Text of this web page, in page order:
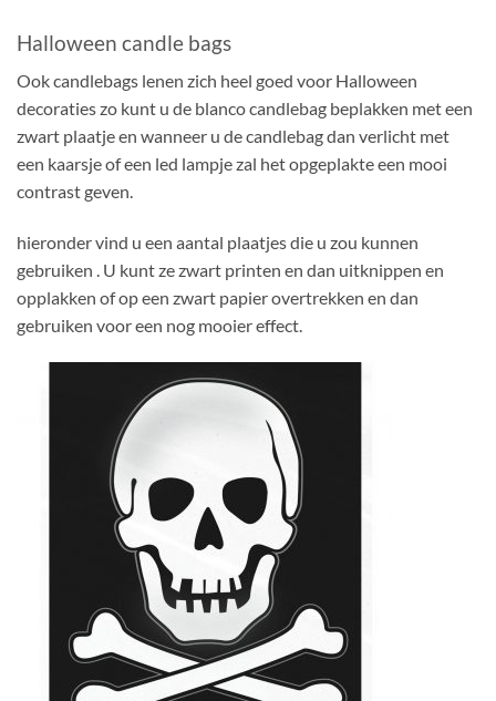
Halloween candle bags
Ook candlebags lenen zich heel goed voor Halloween
decoraties zo kunt u de blanco candlebag beplakken met een
zwart plaatje en wanneer u de candlebag dan verlicht met
een kaarsje of een led lampje zal het opgeplakte een mooi
contrast geven.
hieronder vind u een aantal plaatjes die u zou kunnen
gebruiken . U kunt ze zwart printen en dan uitknippen en
opplakken of op een zwart papier overtrekken en dan
gebruiken voor een nog mooier effect.